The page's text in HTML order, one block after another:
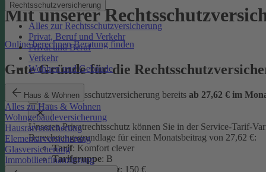
Rechtsschutzversicherung
Alles zur Rechtsschutzversicherung
Privat, Beruf und Verkehr
Privat und Beruf
Verkehr
Wohnen und Gebäude
Haus & Wohnen
Alles zu Haus & Wohnen
Wohngebäudeversicherung
Hausratversicherung
Elementarversicherung
Glasversicherung
Immobilienfinanzierung
Mit unserer
Online berechnen Beratung finden
Gute Gründe für die
günstige Rechtsschutzversicherung bereits ab 27,62 € im
Unseren Privatrechtsschutz können Sie in der Service-Tarif-
Berechnungsgrundlage für einen Monatsbeitrag von 27,62 €:
Tarif: Komfort clever
Tarifgruppe: B
Selbstbeteiligung: 150 €